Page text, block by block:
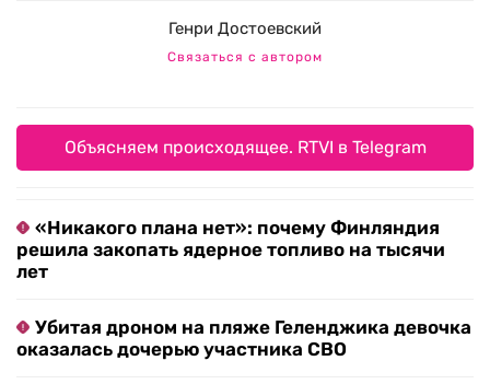
Генри Достоевский
Связаться с автором
Объясняем происходящее. RTVI в Telegram
«Никакого плана нет»: почему Финляндия
решила закопать ядерное топливо на тысячи
лет
Убитая дроном на пляже Геленджика девочка
оказалась дочерью участника СВО